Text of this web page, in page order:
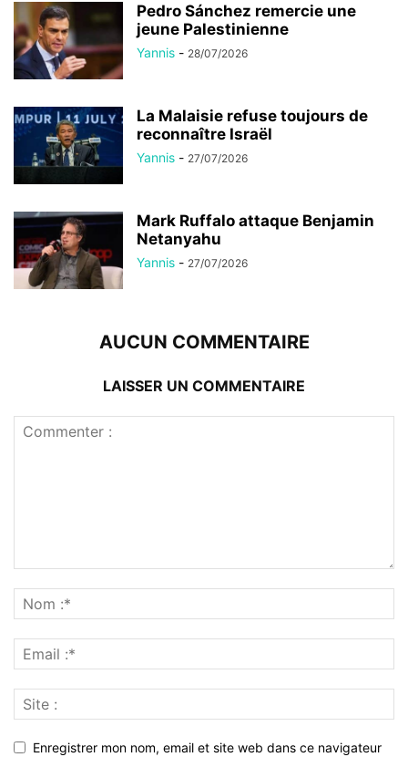
Pedro Sánchez remercie une
jeune Palestinienne
Yannis - 28/07/2026
La Malaisie refuse toujours de
reconnaître Israël
Yannis - 27/07/2026
Mark Ruffalo attaque Benjamin
Netanyahu
Yannis - 27/07/2026
AUCUN COMMENTAIRE
LAISSER UN COMMENTAIRE
Enregistrer mon nom, email et site web dans ce navigateur